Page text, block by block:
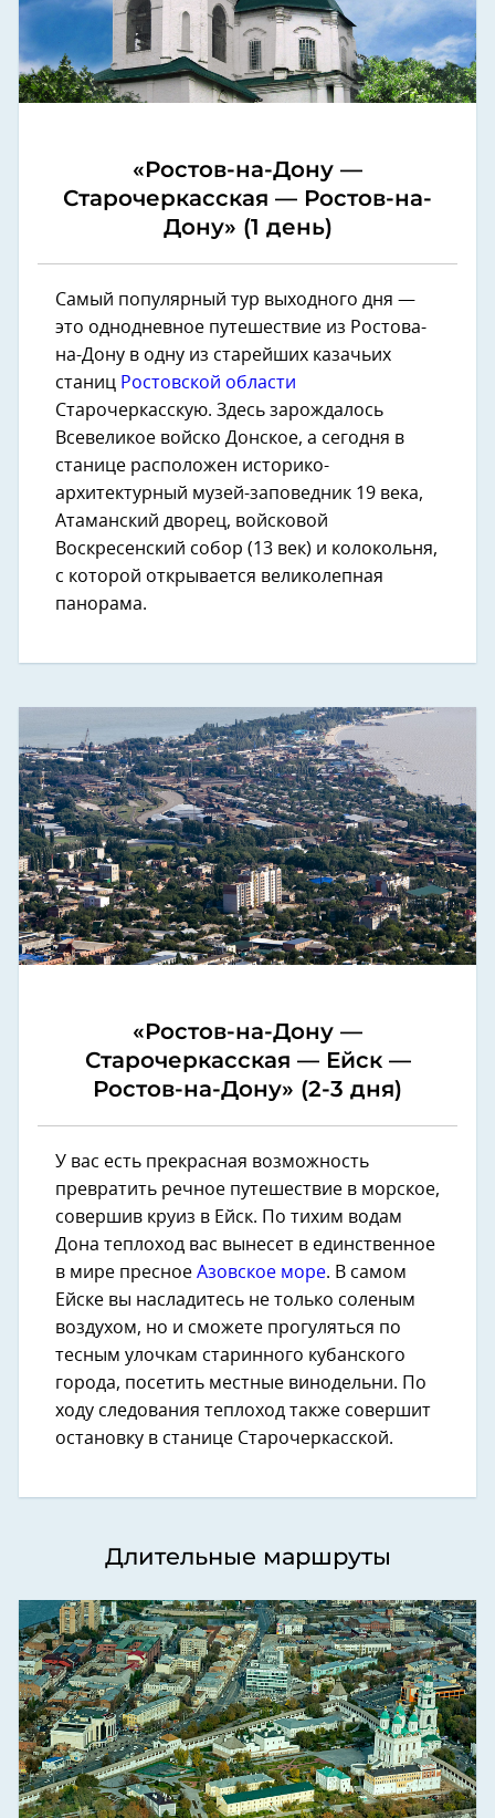
«Ростов-на-Дону —
Старочеркасская — Ростов-на-
Дону» (1 день)
Самый популярный тур выходного дня —
это однодневное путешествие из Ростова-
на-Дону в одну из старейших казачьих
станиц Ростовской области
Старочеркасскую. Здесь зарождалось
Всевеликое войско Донское, а сегодня в
станице расположен историко-
архитектурный музей-заповедник 19 века,
Атаманский дворец, войсковой
Воскресенский собор (13 век) и колокольня,
с которой открывается великолепная
панорама.
«Ростов-на-Дону —
Старочеркасская — Ейск —
Ростов-на-Дону» (2-3 дня)
У вас есть прекрасная возможность
превратить речное путешествие в морское,
совершив круиз в Ейск. По тихим водам
Дона теплоход вас вынесет в единственное
в мире пресное Азовское море. В самом
Ейске вы насладитесь не только соленым
воздухом, но и сможете прогуляться по
тесным улочкам старинного кубанского
города, посетить местные винодельни. По
ходу следования теплоход также совершит
остановку в станице Старочеркасской.
Длительные маршруты